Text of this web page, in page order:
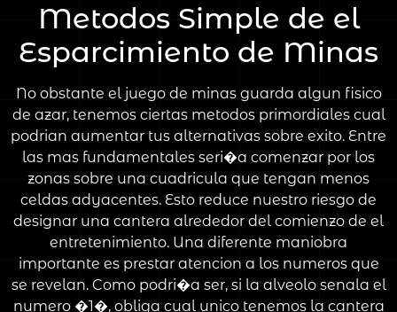
Metodos Simple de el
Esparcimiento de Minas
No obstante el juego de minas guarda algun fisico
de azar, tenemos ciertas metodos primordiales cual
podrian aumentar tus alternativas sobre exito. Entre
las mas fundamentales seri�a comenzar por los
zonas sobre una cuadricula que tengan menos
celdas adyacentes. Esto reduce nuestro riesgo de
designar una cantera alrededor del comienzo de el
entretenimiento. Una diferente maniobra
importante es prestar atencion a los numeros que
se revelan. Como podri�a ser, si la alveolo senala el
numero �1�, obliga cual unico tenemos la cantera